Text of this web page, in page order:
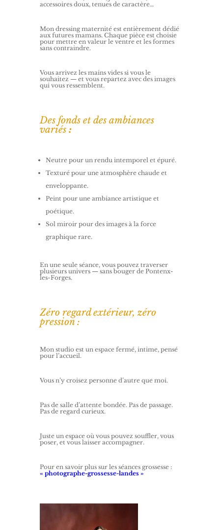
accessoires doux, tenues de caractère…
Mon dressing maternité est entièrement dédié
aux futures mamans. Chaque pièce est choisie
pour mettre en valeur le ventre et les formes
sans contraindre.
Vous arrivez les mains vides si vous le
souhaitez — et vous repartez avec des images
qui vous ressemblent.
Des fonds et des ambiances
variés :
Neutre pour un rendu intemporel et épuré.
Texturé pour une atmosphère chaude et
enveloppante.
Peint pour une ambiance artistique et
poétique.
Sol miroir pour des images à la force
graphique rare.
En une seule séance, vous pouvez traverser
plusieurs univers — sans bouger de Pontenx-
les-Forges.
Zéro regard extérieur, zéro
pression :
Mon studio est un espace fermé, intime, pensé
pour l’accueil.
Vous n’y croisez personne d’autre que moi.
Pas de salle d’attente bondée. Pas de passage.
Pas de regard curieux.
Juste un espace où vous pouvez souffler, vous
poser, et vous laisser accompagner.
Pour en savoir plus sur les séances grossesse :
« photographe-grossesse-landes »